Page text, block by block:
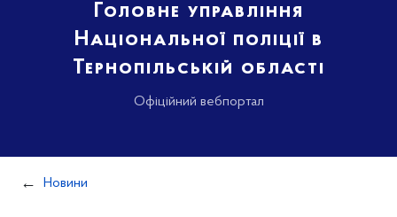
Головне управління
Національної поліції в
Тернопільській області
Офіційний вебпортал
Новини